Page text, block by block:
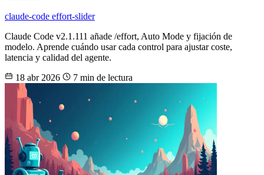
claude-code effort-slider
Claude Code v2.1.111 añade /effort, Auto Mode y fijación de
modelo. Aprende cuándo usar cada control para ajustar coste,
latencia y calidad del agente.
18 abr 2026
7 min de lectura